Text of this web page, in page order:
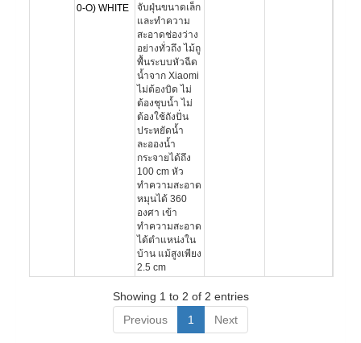
0-O) WHITE
จับฝุ่นขนาดเล็ก
และทำความ
สะอาดช่องว่าง
อย่างทั่วถึง ไม้ถู
พื้นระบบหัวฉีด
น้ำจาก Xiaomi
ไม่ต้องบิด ไม่
ต้องชุบน้ำ ไม่
ต้องใช้ถังปั่น
ประหยัดน้ำ
ละอองน้ำ
กระจายได้ถึง
100 cm หัว
ทำความสะอาด
หมุนได้ 360
องศา เข้า
ทำความสะอาด
ได้ตำแหน่งใน
บ้าน แม้สูงเพียง
2.5 cm
Showing 1 to 2 of 2 entries
Previous
1 Next